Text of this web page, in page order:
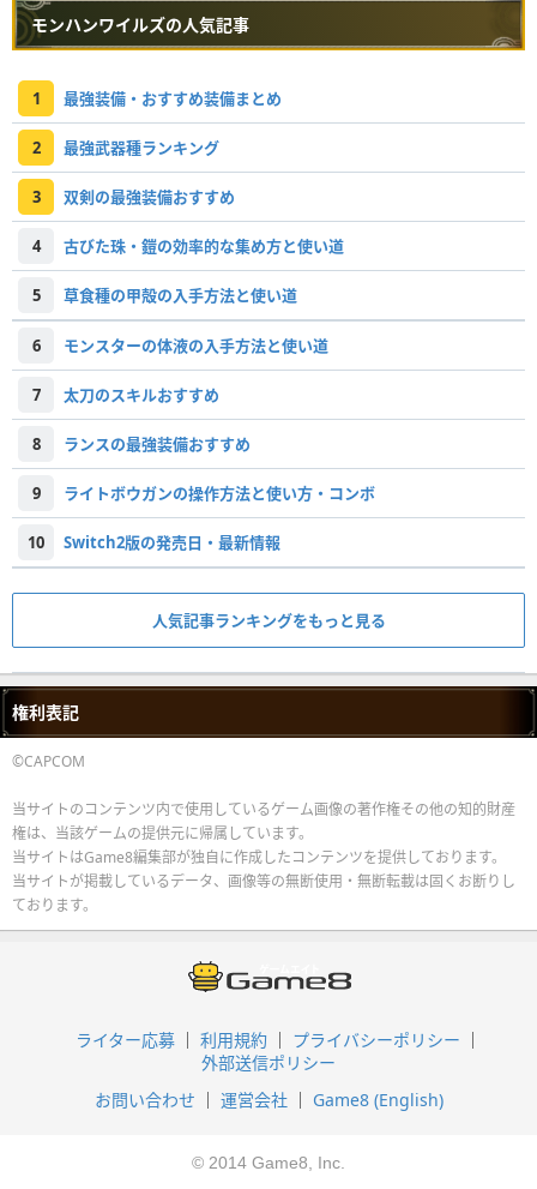
モンハンワイルズの人気記事
1 最強装備・おすすめ装備まとめ
2 最強武器種ランキング
3 双剣の最強装備おすすめ
4 古びた珠・鎧の効率的な集め方と使い道
5 草食種の甲殻の入手方法と使い道
6 モンスターの体液の入手方法と使い道
7 太刀のスキルおすすめ
8 ランスの最強装備おすすめ
9 ライトボウガンの操作方法と使い方・コンボ
10 Switch2版の発売日・最新情報
人気記事ランキングをもっと見る
権利表記
©CAPCOM
当サイトのコンテンツ内で使用しているゲーム画像の著作権その他の知的財産
権は、当該ゲームの提供元に帰属しています。
当サイトはGame8編集部が独自に作成したコンテンツを提供しております。
当サイトが掲載しているデータ、画像等の無断使用・無断転載は固くお断りし
ております。
ライター応募 利用規約
プライバシーポリシー
外部送信ポリシー
お問い合わせ
運営会社 Game8 (English)
© 2014 Game8, Inc.